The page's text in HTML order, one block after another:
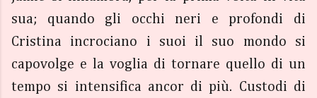
sua; quando gli occhi neri e profondi di
Cristina incrociano i suoi il suo mondo si
capovolge e la voglia di tornare quello di un
tempo si intensifica ancor di più. Custodi di